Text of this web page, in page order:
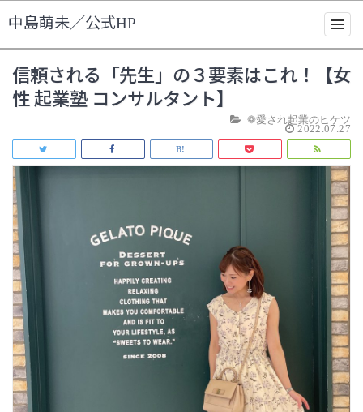
中島萌未／公式HP
信頼される「先生」の３要素はこれ！【女
性 起業塾 コンサルタント】
❁愛され起業のヒケツ
2022.07.27